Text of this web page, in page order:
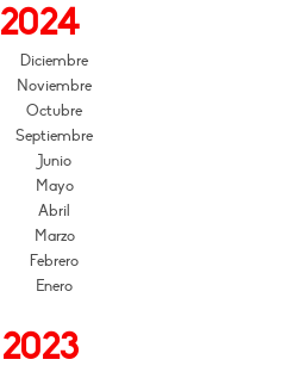
2024
Diciembre
Noviembre
Octubre
Septiembre
Junio
Mayo
Abril
Marzo
Febrero
Enero
2023